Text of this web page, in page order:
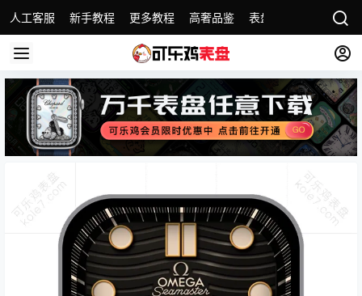
人工客服 新手教程 更多教程 高奢品鉴 表盘精选 名表故事